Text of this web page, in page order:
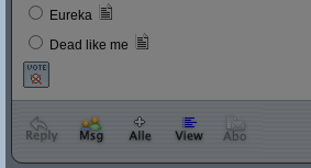
Eureka
Dead like me